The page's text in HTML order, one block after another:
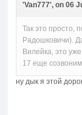
'Van777', on 06
Так это просто,
Радошковичи).
Вилейка, это
17 еще
ну дык я этой